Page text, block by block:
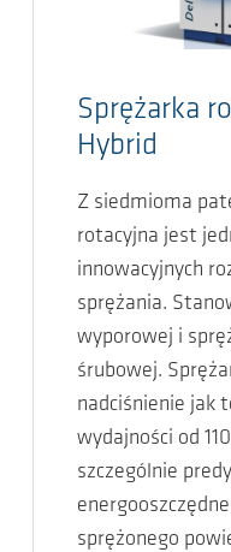
Sprężarka
Hybrid
Z siedmioma
rotacyjna jest
innowacyjnych
sprężania.
wyporowej i
śrubowej.
nadciśnienie jak
wydajności od
szczególnie
sprężonego